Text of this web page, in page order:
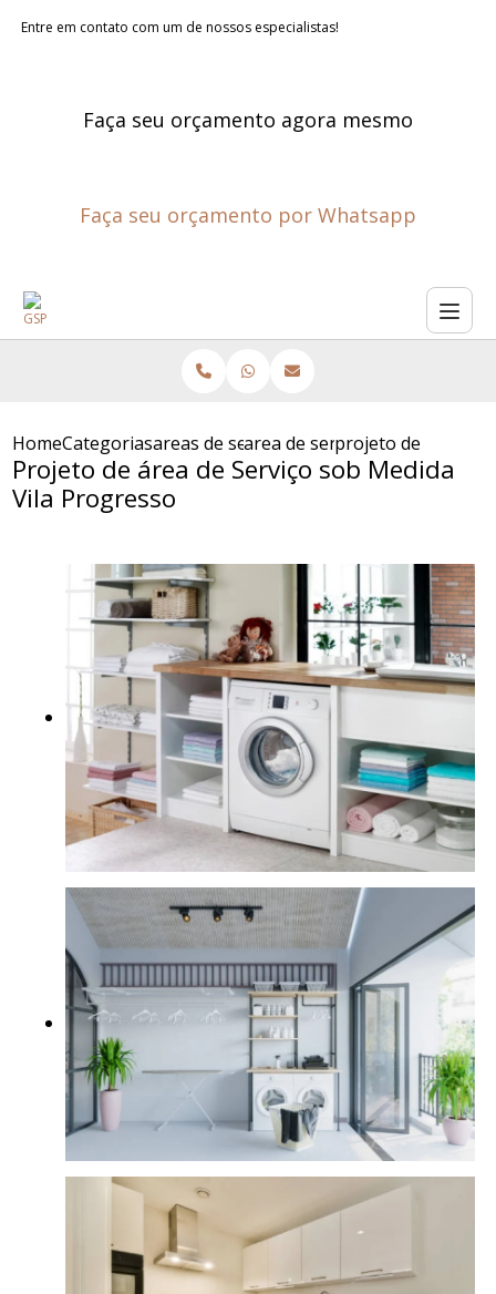
Entre em contato com um de nossos especialistas!
Faça seu orçamento agora mesmo
Faça seu orçamento por Whatsapp
HomeCategoriasareas de servico planejadas
area de servico planejada
projeto de area de
Projeto de área de Serviço sob Medida
Vila Progresso